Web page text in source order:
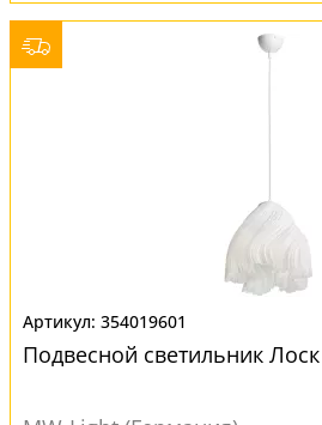
354019601
Подвесной светильник